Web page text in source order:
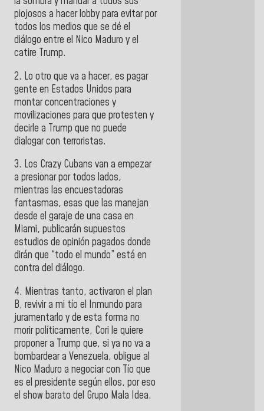
piojosos a hacer lobby para evitar por
todos los medios que se dé el
diálogo entre el Nico Maduro y el
catire Trump.
2. Lo otro que va a hacer, es pagar
gente en Estados Unidos para
montar concentraciones y
movilizaciones para que protesten y
decirle a Trump que no puede
dialogar con terroristas.
3. Los Crazy Cubans van a empezar
a presionar por todos lados,
mientras las encuestadoras
fantasmas, esas que las manejan
desde el garaje de una casa en
Miami, publicarán supuestos
estudios de opinión pagados donde
dirán que “todo el mundo” está en
contra del diálogo.
4. Mientras tanto, activaron el plan
B, revivir a mi tío el Inmundo para
juramentarlo y de esta forma no
morir políticamente, Cori le quiere
proponer a Trump que, si ya no va a
bombardear a Venezuela, obligue al
Nico Maduro a negociar con Tío que
es el presidente según ellos, por eso
el show barato del Grupo Mala Idea.